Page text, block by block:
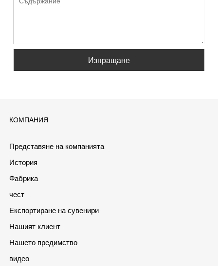
Изпращане
КОМПАНИЯ
Представяне на компанията
История
Фабрика
чест
Експортиране на сувенири
Нашият клиент
Нашето предимство
видео